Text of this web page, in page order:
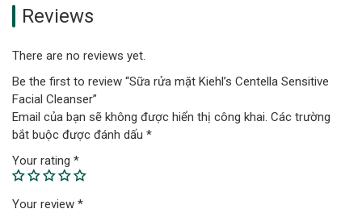
Reviews
There are no reviews yet.
Be the first to review “Sữa rửa mặt Kiehl’s Centella Sensitive
Facial Cleanser”
Email của bạn sẽ không được hiển thị công khai. Các trường
bắt buộc được đánh dấu *
Your rating *
Your review *